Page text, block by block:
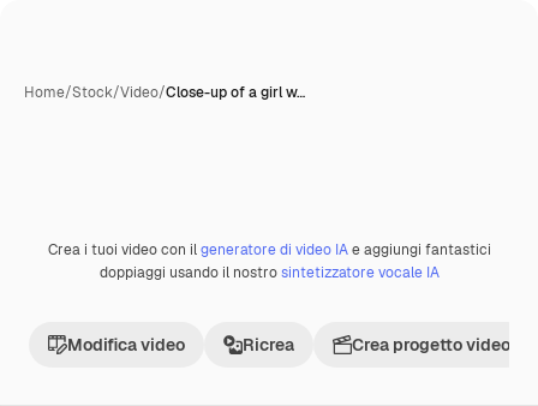
Home/Stock/Video/Close-up of a girl w…
Premium
Crea i tuoi video con ilgeneratore di video IAe aggiungi fantastici
doppiaggi usando il nostrosintetizzatore vocale IA
Modifica video Ricrea Crea progetto video